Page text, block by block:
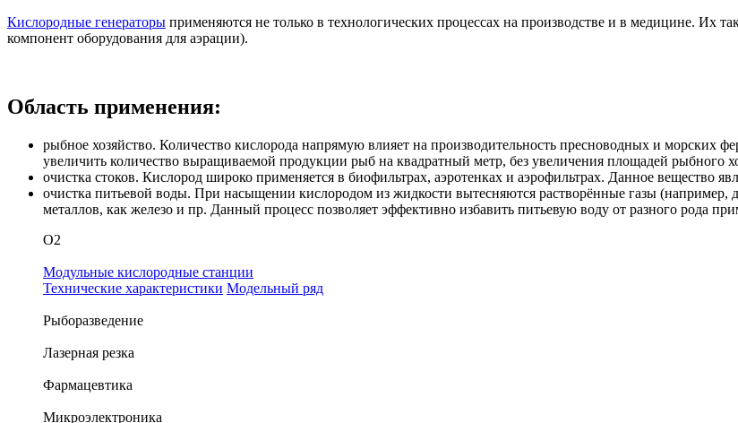
Кислородные генераторы применяются не только в технологических процессах на производстве и в медицине. Их
компонент оборудования для аэрации).
Область применения:
рыбное хозяйство. Количество кислорода напрямую влияет на производительность пресноводных и морских
увеличить количество выращиваемой продукции рыб на квадратный метр, без увеличения площадей рыбного
очистка стоков. Кислород широко применяется в биофильтрах, аэротенках и аэрофильтрах. Данное вещество
очистка питьевой воды. При насыщении кислородом из жидкости вытесняются растворённые газы (например,
металлов, как железо и пр. Данный процесс позволяет эффективно избавить питьевую воду от разного рода
O2
Модульные кислородные станции
Технические характеристики Модельный ряд
Рыборазведение
Лазерная резка
Фармацевтика
Микроэлектроника